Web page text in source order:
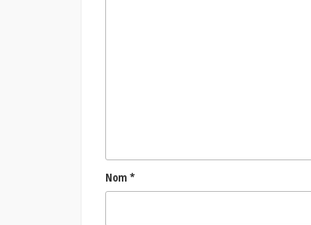
Nom *